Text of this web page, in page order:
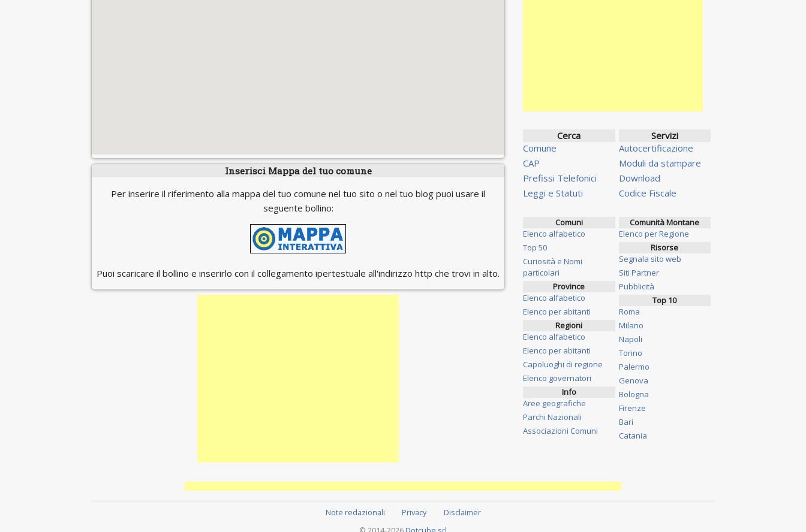
Inserisci Mappa del tuo comune
Per inserire il riferimento alla mappa del tuo comune nel tuo sito o nel tuo blog puoi usare il
seguente bollino:
Puoi scaricare il bollino e inserirlo con il collegamento ipertestuale all'indirizzo http che trovi in alto.
Cerca
Comune
CAP
Prefissi Telefonici
Leggi e Statuti
Servizi
Autocertificazione
Moduli da stampare
Download
Codice Fiscale
Comuni
Elenco alfabetico
Top 50
Curiosità e Nomi
particolari
Province
Elenco alfabetico
Elenco per abitanti
Regioni
Elenco alfabetico
Elenco per abitanti
Capoluoghi di regione
Elenco governatori
Info
Aree geografiche
Parchi Nazionali
Associazioni Comuni
Comunità Montane
Elenco per Regione
Risorse
Segnala sito web
Siti Partner
Pubblicità
Top 10
Roma
Milano
Napoli
Torino
Palermo
Genova
Bologna
Firenze
Bari
Catania
Note redazionali Privacy
Disclaimer